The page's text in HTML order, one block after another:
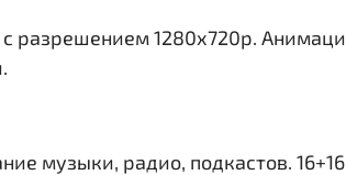
c разрешением 1280x720р.
музыки, радио, подкастов.